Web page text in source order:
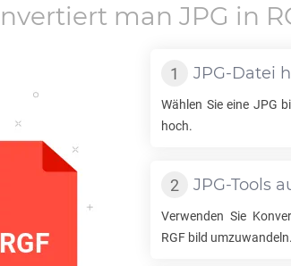
man JPG in
JPG-Datei
Wählen Sie eine JPG
hoch.
JPG-Tools
Verwenden Sie
RGF bild umzuwandeln.